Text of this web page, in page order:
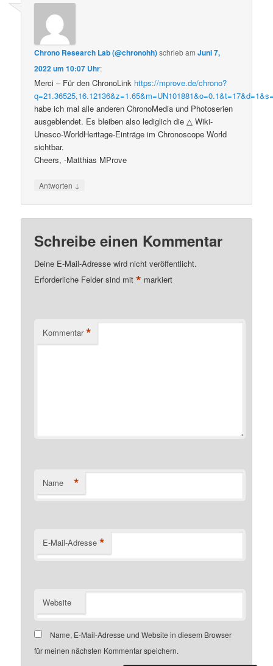
Chrono Research Lab (@chronohh)schriebamJuni 7,
2022 um 10:07 Uhr:
Merci – Für den ChronoLink https://mprove.de/chrono?
habe ich mal alle anderen ChronoMedia und Photoserien
ausgeblendet. Es bleiben also lediglich die △ Wiki-
Unesco-WorldHeritage-Einträge im Chronoscope World
sichtbar.
Cheers, -Matthias MProve
Antworten ↓
Schreibe einen Kommentar
Deine E-Mail-Adresse wird nicht veröffentlicht.
Erforderliche Felder sind mit* markiert
Kommentar *
Name *
E-Mail-Adresse *
Website
Name, E-Mail-Adresse und Website in diesem Browser
für meinen nächsten Kommentar speichern.